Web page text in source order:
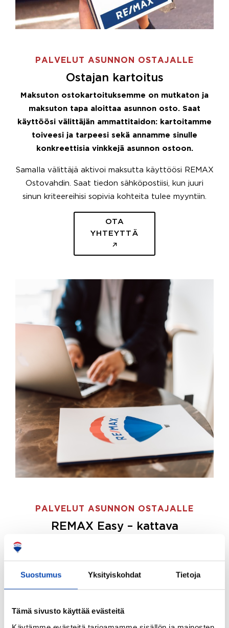
Suostumus Yksityiskohdat Tietoja
Tämä sivusto käyttää evästeitä
PALVELUT ASUNNON OSTAJALLE
Ostajan kartoitus
Maksuton ostokartoituksemme on mutkaton ja
maksuton tapa aloittaa asunnon osto. Saat
käyttöösi välittäjän ammattitaidon: kartoitamme
toiveesi ja tarpeesi sekä annamme sinulle
konkreettisia vinkkejä asunnon ostoon.
Samalla välittäjä aktivoi maksutta käyttöösi REMAX
Ostovahdin. Saat tiedon sähköpostiisi, kun juuri
sinun kriteereihisi sopivia kohteita tulee myyntiin.
OTA
YHTEYTTÄ
PALVELUT ASUNNON OSTAJALLE
REMAX Easy – kattava
ostajille.
Tee ostotoimeksianto ja etsimme juuri